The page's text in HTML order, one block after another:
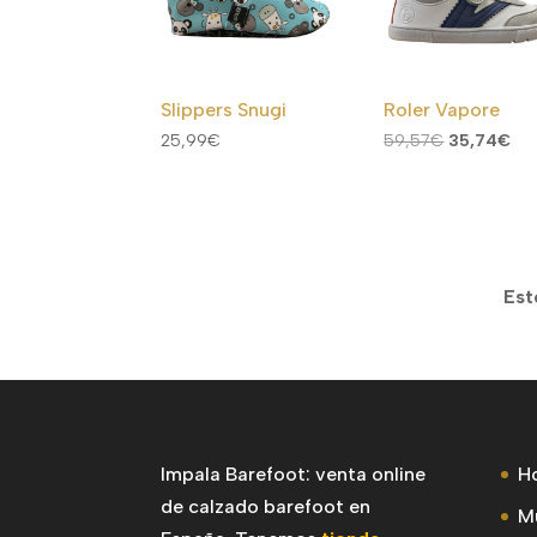
Slippers Snugi
25,99€
Roler Vapore
59,57€ El
35,74€El
Impala Barefoot: venta online
de calzado barefoot en